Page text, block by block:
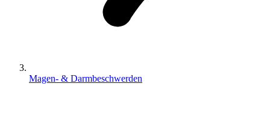
Magen- & Darmbeschwerden